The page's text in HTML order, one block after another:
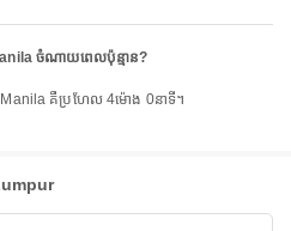
ចំណាយពេលប៉ុន្មាន?
គឺប្រហែល 4ម៉ោង 0នាទី។